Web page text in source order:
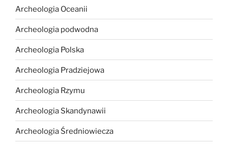
Archeologia Oceanii
Archeologia podwodna
Archeologia Polska
Archeologia Pradziejowa
Archeologia Rzymu
Archeologia Skandynawii
Archeologia Średniowiecza